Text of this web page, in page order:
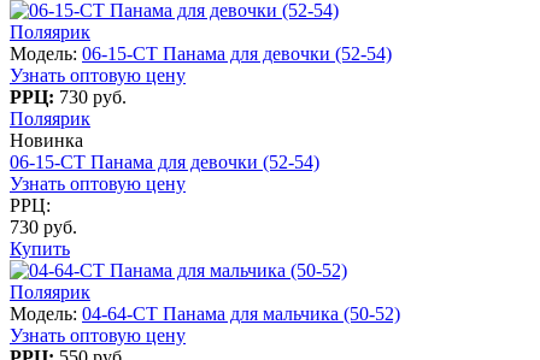
Поляярик
Модель: 06-15-CT Панама для девочки (52-54)
Узнать оптовую цену
РРЦ: 730 руб.
Поляярик
Новинка
06-15-CT Панама для девочки (52-54)
Узнать оптовую цену
РРЦ:
730 руб.
Купить
Поляярик
Модель: 04-64-СT Панама для мальчика (50-52)
Узнать оптовую цену